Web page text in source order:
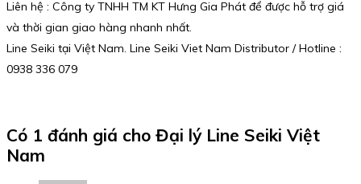
Liên hệ : Công ty TNHH TM KT Hưng Gia Phát để được hỗ trợ giá
và thời gian giao hàng nhanh nhất.
Line Seiki tại Việt Nam. Line Seiki Viet Nam Distributor / Hotline :
0938 336 079
Có 1 đánh giá cho Đại lý Line Seiki Việt
Nam